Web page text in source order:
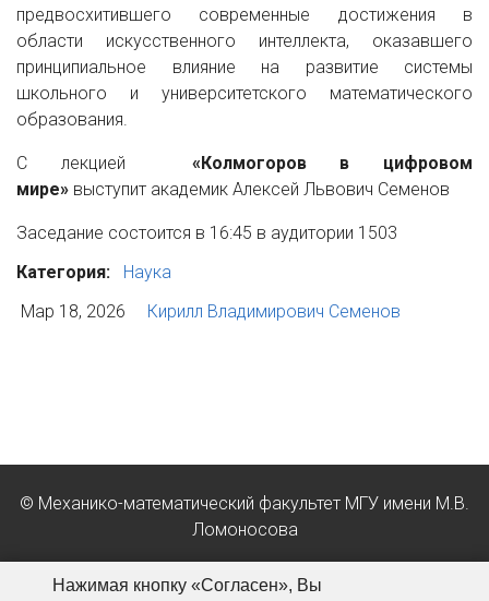
предвосхитившего современные достижения в
области искусственного интеллекта, оказавшего
принципиальное влияние на развитие системы
школьного и университетского математического
образования.
С лекцией «Колмогоров в цифровом
мире» выступит академик Алексей Львович Семенов
Заседание состоится в 16:45 в аудитории 1503
Категория:
Наука
Мар 18, 2026
Кирилл Владимирович Семенов
© Механико-математический факультет МГУ имени М.В.
Ломоносова
Положение об обработке персональных данных в МГУ
Нажимая кнопку «Согласен», Вы